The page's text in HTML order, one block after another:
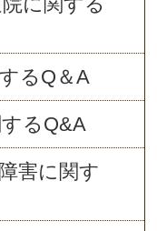
るQ＆A
るQ&A
害に関す